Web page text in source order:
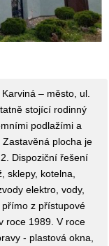
– město, ul.
stojící rodinný
podlažími a
plocha je
Dispoziční řešení
sklepy, kotelna,
elektro, vody,
z přístupové
roce 1989. V roce
- plastová okna,